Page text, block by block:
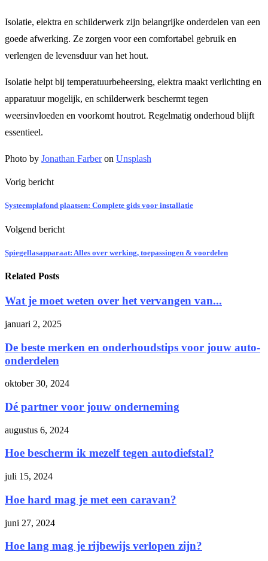
Isolatie, elektra en schilderwerk zijn belangrijke onderdelen van een
goede afwerking. Ze zorgen voor een comfortabel gebruik en
verlengen de levensduur van het hout.
Isolatie helpt bij temperatuurbeheersing, elektra maakt verlichting en
apparatuur mogelijk, en schilderwerk beschermt tegen
weersinvloeden en voorkomt houtrot. Regelmatig onderhoud blijft
essentieel.
Photo by Jonathan Farberon Unsplash
Vorig bericht
Systeemplafond plaatsen: Complete gids voor installatie
Volgend bericht
Spiegellasapparaat: Alles over werking, toepassingen & voordelen
Related Posts
Wat je moet weten over het vervangen van...
januari 2, 2025
De beste merken en onderhoudstips voor jouw auto-
onderdelen
oktober 30, 2024
Dé partner voor jouw onderneming
augustus 6, 2024
Hoe bescherm ik mezelf tegen autodiefstal?
juli 15, 2024
Hoe hard mag je met een caravan?
juni 27, 2024
Hoe lang mag je rijbewijs verlopen zijn?